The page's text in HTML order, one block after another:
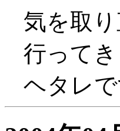
気を取
行って
ヘタレ